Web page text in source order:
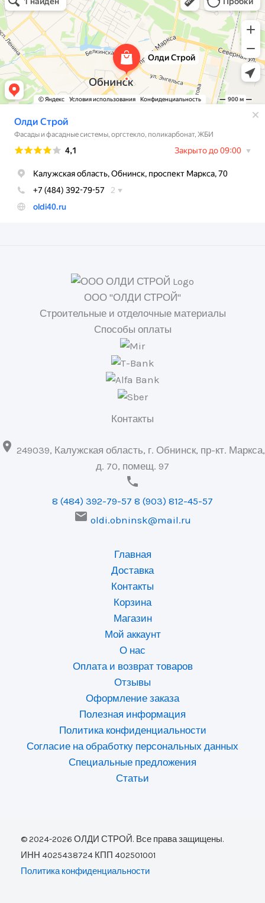
Фасады и фасадные системы в Обнинске
Оргстекло, поликарбонат в Обнинске
ООО "ОЛДИ СТРОЙ"
Строительные и отделочные материалы
Способы оплаты
Контакты
 249039, Калужская область, г. Обнинск, пр-кт. Маркса,
д. 70, помещ. 97

8 (484) 392-79-57 8 (903) 812-45-57
 oldi.obninsk@mail.ru
Главная
Доставка
Контакты
Корзина
Магазин
Мой аккаунт
О нас
Оплата и возврат товаров
Отзывы
Оформление заказа
Полезная информация
Политика конфиденциальности
Согласие на обработку персональных данных
Специальные предложения
Статьи
© 2024-2026 ОЛДИ СТРОЙ. Все права защищены.
ИНН 4025438724 КПП 402501001
Политика конфиденциальности